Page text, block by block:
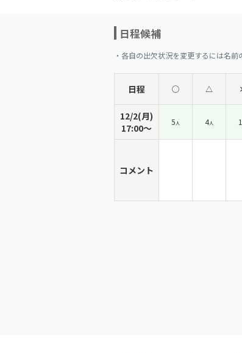
日程候補
・各自の出欠状況を変更するには名前
日程 ◯ △
12/2(月)
17:00〜
5人 4人 1
コメント